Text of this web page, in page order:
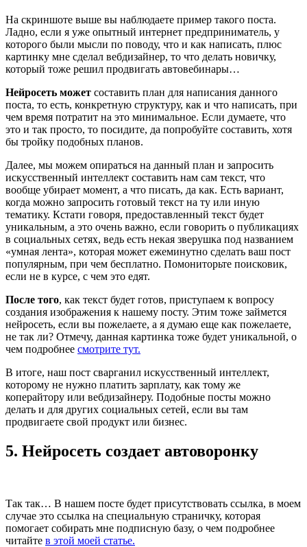
На скриншоте выше вы наблюдаете пример такого поста.
Ладно, если я уже опытный интернет предприниматель, у
которого были мысли по поводу, что и как написать, плюс
картинку мне сделал вебдизайнер, то что делать новичку,
который тоже решил продвигать автовебинары…
Нейросеть может составить план для написания данного
поста, то есть, конкретную структуру, как и что написать, при
чем время потратит на это минимальное. Если думаете, что
это и так просто, то посидите, да попробуйте составить, хотя
бы тройку подобных планов.
Далее, мы можем опираться на данный план и запросить
искусственный интеллект составить нам сам текст, что
вообще убирает момент, а что писать, да как. Есть вариант,
когда можно запросить готовый текст на ту или иную
тематику. Кстати говоря, предоставленный текст будет
уникальным, а это очень важно, если говорить о публикациях
в социальных сетях, ведь есть некая зверушка под названием
«умная лента», которая может ежеминутно сделать ваш пост
популярным, при чем бесплатно. Помониторьте поисковик,
если не в курсе, с чем это едят.
После того, как текст будет готов, приступаем к вопросу
создания изображения к нашему посту. Этим тоже займется
нейросеть, если вы пожелаете, а я думаю еще как пожелаете,
не так ли? Отмечу, данная картинка тоже будет уникальной, о
чем подробнее смотрите тут.
В итоге, наш пост сварганил искусственный интеллект,
которому не нужно платить зарплату, как тому же
коперайтору или вебдизайнеру. Подобные посты можно
делать и для других социальных сетей, если вы там
продвигаете свой продукт или бизнес.
5. Нейросеть создает автоворонку
Так так… В нашем посте будет присутствовать ссылка, в моем
случае это ссылка на специальную страничку, которая
помогает собирать мне подписную базу, о чем подробнее
читайте в этой моей статье.